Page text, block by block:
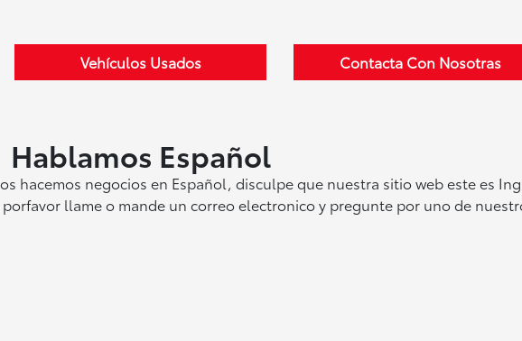
Vehículos Usados Contacta Con Nosotras
Hablamos Español
hacemos negocios en Español, disculpe que nuestra sitio web este es
llame o mande un correo electronico y pregunte por uno de